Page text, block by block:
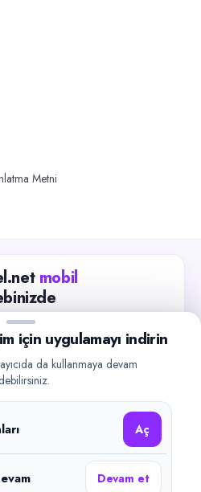
Metni
mobil
edin, işverenlerle hızlıca
geçin.
Google Play
Tüm hakları saklıdır.
için uygulamayı indirin
da kullanmaya devam
Aç
Devam et